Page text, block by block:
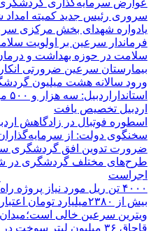
عوارض سرمایه‌گذاری گردشگری
سروری رئیس جدید کمیته
یادواره شهدای بخش مرکزی
فرماندار سرعین بر اولویت
سلامت در حوزه بهداشت و
بیمارستان سرعین ضرورتی
ورود سالانه هشت میلیون
اردبیل تخصیص یافت
اسطوره فوتبال در زادگاهش
سخنگوی دولت: از
ضرورت تدوین افق گردشگری
طرح‌های مختلف گردشگری در
اجراست
۴۰۰۰ تن ریل مورد نیاز
بیش از ۲۳۸۰میلیارد تومان اعتبار در ۸ ماه گذشته
ویترین سرعین خالی است؛میدان
قاچاق ۳۶ میلیون لیتر سوخت در مشگین‌شهر متوقف شد